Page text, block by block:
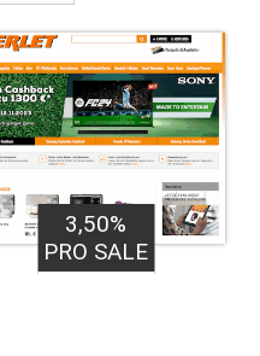
3,50%
PRO SALE